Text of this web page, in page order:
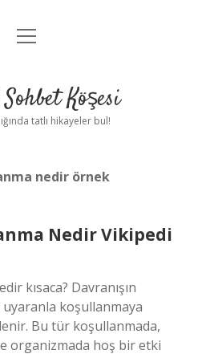
Anasayfa
Uyarı
menüyü
Köşesi
tatlı hikayeler bul!
nedir örnek
Nedir Vikipedi
kısaca? Davranışın
koşullanmaya
Bu tür koşullanmada,
organizmada hoş bir etki